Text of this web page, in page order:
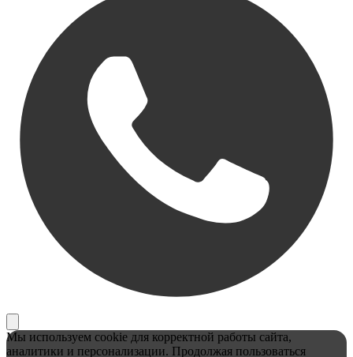
Мы используем cookie для корректной работы сайта,
аналитики и персонализации. Продолжая пользоваться